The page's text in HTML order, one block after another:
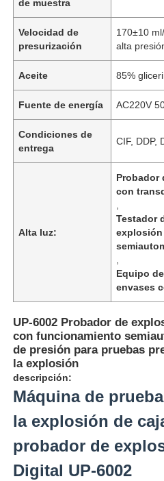
Inicio
Productos
Sobre nosotros
Visita a la fábrica
de muestra
Velocidad de
presurización
170±10
alta
Aceite 85%
Fuente de energía AC220V
Condiciones de
entrega
CIF, DDP,
Alta luz:
Probador
con
Testador
Equipo
envases
UP-6002 Probador de
con funcionamiento
de presión para pruebas
la explosión
descripción:
Máquina de
la explosión de
probador de
Digital UP-6002